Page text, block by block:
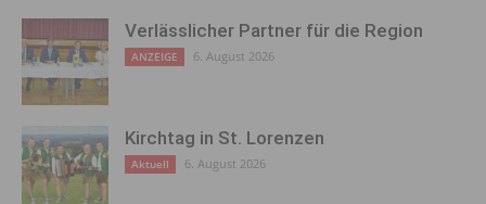
Verlässlicher Partner für die Region
ANZEIGE 6. August 2026
Kirchtag in St. Lorenzen
Aktuell 6. August 2026